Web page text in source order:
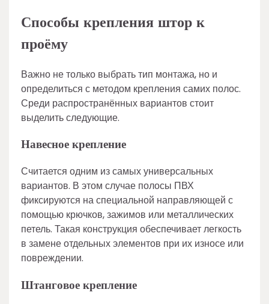
Способы крепления штор к
проёму
Важно не только выбрать тип монтажа, но и
определиться с методом крепления самих полос.
Среди распространённых вариантов стоит
выделить следующие.
Навесное крепление
Считается одним из самых универсальных
вариантов. В этом случае полосы ПВХ
фиксируются на специальной направляющей с
помощью крючков, зажимов или металлических
петель. Такая конструкция обеспечивает легкость
в замене отдельных элементов при их износе или
повреждении.
Штанговое крепление